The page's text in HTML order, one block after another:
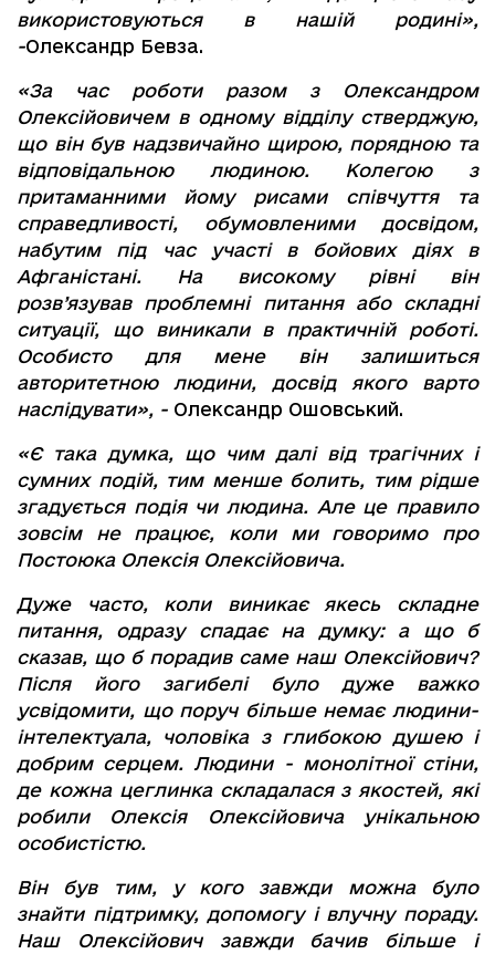
використовуються в нашій родині»,
-Олександр Бевза.
«За час роботи разом з Олександром
Олексійовичем в одному відділу стверджую,
що він був надзвичайно щирою, порядною та
відповідальною людиною. Колегою з
притаманними йому рисами співчуття та
справедливості, обумовленими досвідом,
набутим під час участі в бойових діях в
Афганістані. На високому рівні він
розв’язував проблемні питання або складні
ситуації, що виникали в практичній роботі.
Особисто для мене він залишиться
авторитетною людини, досвід якого варто
наслідувати», - Олександр Ошовський.
«Є така думка, що чим далі від трагічних і
сумних подій, тим менше болить, тим рідше
згадується подія чи людина. Але це правило
зовсім не працює, коли ми говоримо про
Постоюка Олексія Олексійовича.
Дуже часто, коли виникає якесь складне
питання, одразу спадає на думку: а що б
сказав, що б порадив саме наш Олексійович?
Після його загибелі було дуже важко
усвідомити, що поруч більше немає людини-
інтелектуала, чоловіка з глибокою душею і
добрим серцем. Людини - монолітної стіни,
де кожна цеглинка складалася з якостей, які
робили Олексія Олексійовича унікальною
особистістю.
Він був тим, у кого завжди можна було
знайти підтримку, допомогу і влучну пораду.
Наш Олексійович завжди бачив більше і